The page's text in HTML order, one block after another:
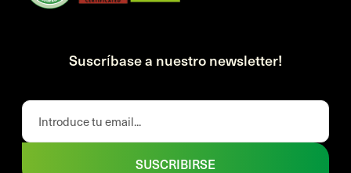
Suscríbase a nuestro newsletter!
SUSCRIBIRSE